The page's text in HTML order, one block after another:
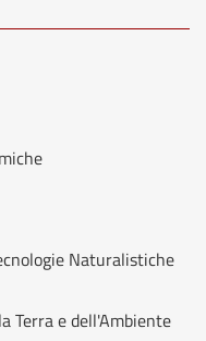
Naturalistiche
Terra e dell'Ambiente